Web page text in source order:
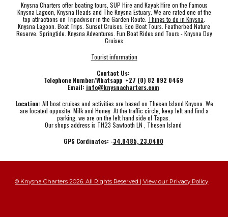
Knysna Charters offer boating tours, SUP Hire and Kayak Hire on the Famous
Knysna Lagoon, Knysna Heads and The Knysna Estuary. We are rated one of the
top attractions on Tripadvisor in the Garden Route. Things to do in Knysna
Knysna Lagoon. Boat Trips. Sunset Cruises. Eco Boat Tours. Featherbed Nature
Reserve. Springtide. Knysna Adventures. Fun Boat Rides and Tours - Knysna Day
Cruises
Tourist information
Contact Us:
Telephone Number/Whatsapp +27 (0) 82 892 0469
Email: info@knysnacharters.com
Location: All boat cruises and activities are based on Thesen Island Knysna. We
are located opposite Milk and Honey At the traffic circle, keep left and find a
parking. we are on the left hand side of Tapas.
Our shops address is TH23 Sawtooth LN , Thesen Island
GPS Cordinates: -34.0485, 23.0480
© Knysna Charters 2026. All Rights Reserved | View our Privacy Policy